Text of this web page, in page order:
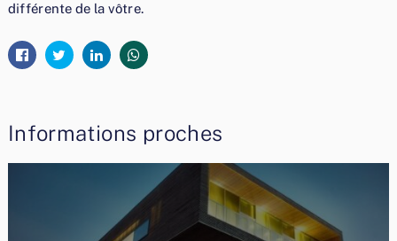
différente de la vôtre.
Informations proches